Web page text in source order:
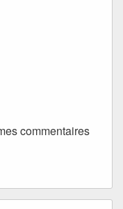
commentaires